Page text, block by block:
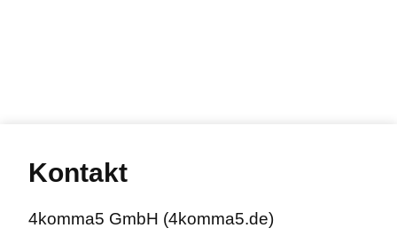
Kontakt
4komma5 GmbH (4komma5.de)